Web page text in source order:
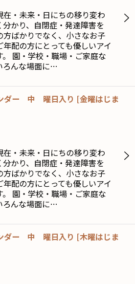
在・未来・日にちの移り変わ
分かり、自閉症・発達障害を
方ばかりでなく、小さなお子
年配の方にとっても優しいアイ
。 園・学校・職場・ご家庭な
ろんな場面に…
ダー 中 曜日入り [金曜はじま
在・未来・日にちの移り変わ
分かり、自閉症・発達障害を
方ばかりでなく、小さなお子
年配の方にとっても優しいアイ
。 園・学校・職場・ご家庭な
ろんな場面に…
ダー 中 曜日入り [木曜はじま